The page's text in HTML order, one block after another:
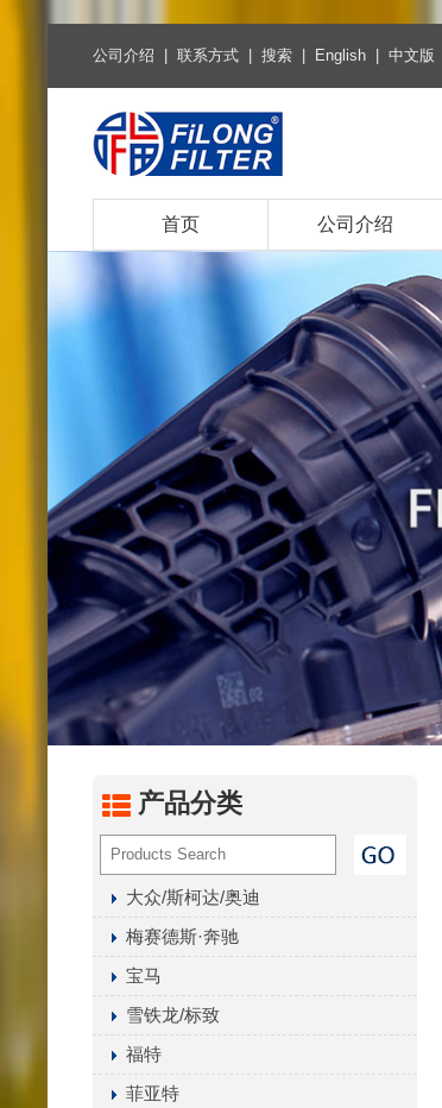
公司介绍 |联系方式 |搜索 English |中文版
首页 公司介绍
产品分类
大众/斯柯达/奥迪
梅赛德斯·奔驰
宝马
雪铁龙/标致
福特
菲亚特